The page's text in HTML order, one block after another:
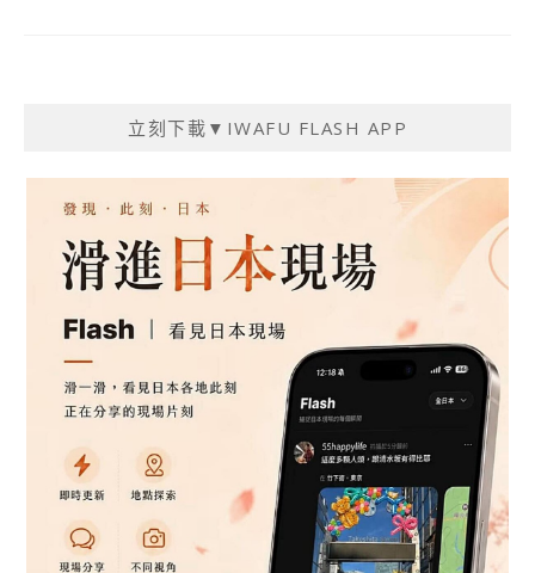
立刻下載▼IWAFU FLASH APP